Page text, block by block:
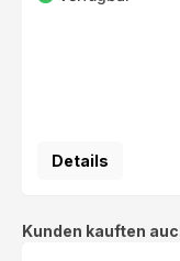
Details
Produktgalerie
Kunden kauften